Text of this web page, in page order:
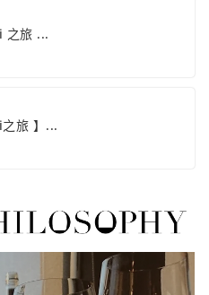
之旅 ...
之旅 】...